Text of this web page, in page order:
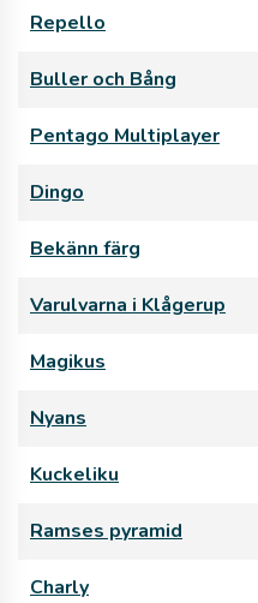
Repello
Buller och Bång
Pentago Multiplayer
Dingo
Bekänn färg
Varulvarna i Klågerup
Magikus
Nyans
Kuckeliku
Ramses pyramid
Charly